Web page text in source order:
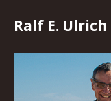
Ralf E. Ulrich